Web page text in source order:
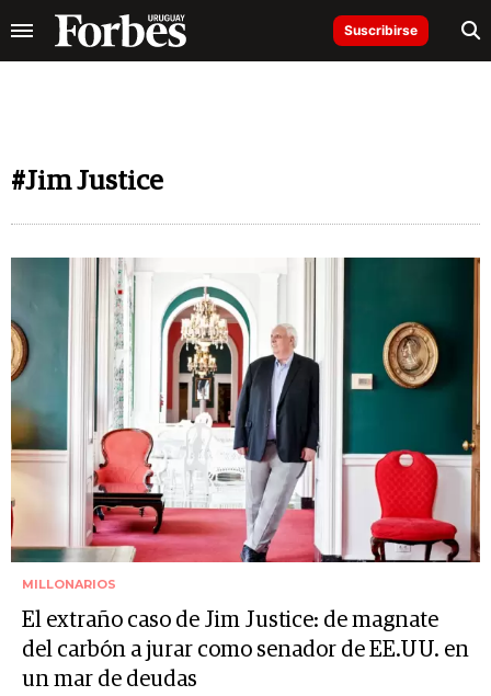
Suscribirse
#Jim Justice
MILLONARIOS
El extraño caso de Jim Justice: de magnate
del carbón a jurar como senador de EE.UU. en
un mar de deudas